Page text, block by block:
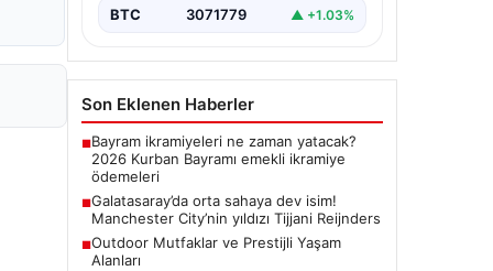
BTC 3071779 ▲ +1.03%
Son Eklenen Haberler
■Bayram ikramiyeleri ne zaman yatacak?
2026 Kurban Bayramı emekli ikramiye
ödemeleri
■Galatasaray’da orta sahaya dev isim!
Manchester City’nin yıldızı Tijjani Reijnders
■Outdoor Mutfaklar ve Prestijli Yaşam
Alanları